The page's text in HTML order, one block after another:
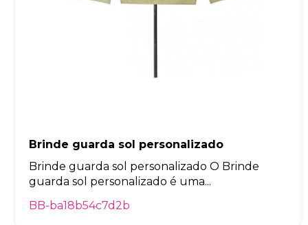
Brinde guarda sol personalizado
Brinde guarda sol personalizado O Brinde
guarda sol personalizado é uma...
BB-ba18b54c7d2b